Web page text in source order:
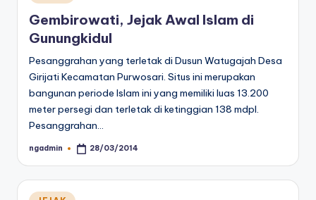
in
Gembirowati, Jejak Awal Islam di
Gunungkidul
Pesanggrahan yang terletak di Dusun Watugajah Desa
Girijati Kecamatan Purwosari. Situs ini merupakan
bangunan periode Islam ini yang memiliki luas 13.200
meter persegi dan terletak di ketinggian 138 mdpl.
Pesanggrahan…
Posted
ngadmin 28/03/2014